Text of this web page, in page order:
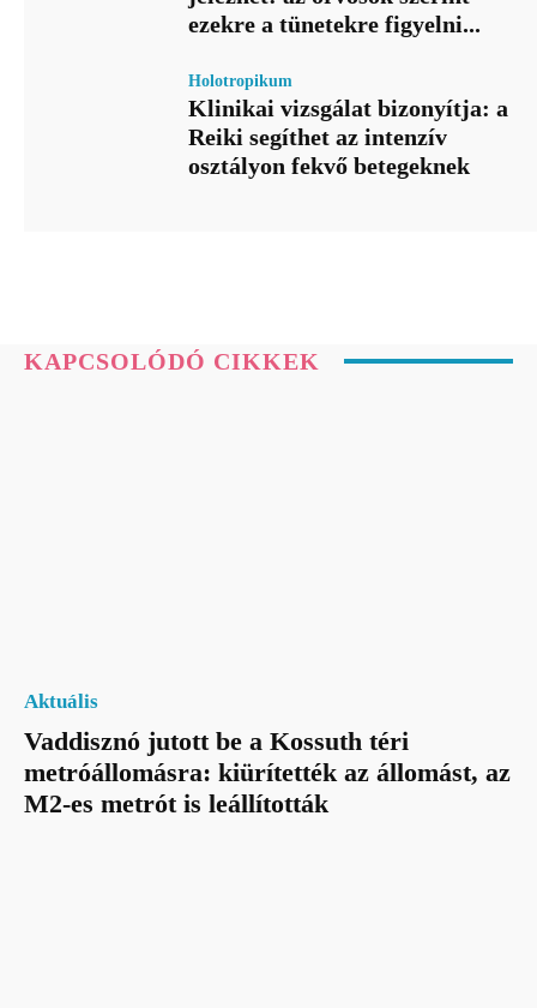
ezekre a tünetekre figyelni...
Holotropikum
Klinikai vizsgálat bizonyítja: a
Reiki segíthet az intenzív
osztályon fekvő betegeknek
KAPCSOLÓDÓ CIKKEK
Aktuális
Vaddisznó jutott be a Kossuth téri
metróállomásra: kiürítették az állomást, az
M2-es metrót is leállították